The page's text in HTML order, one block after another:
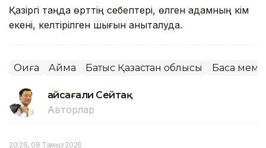
Қазіргі таңда өрттің себептері, өлген адамның кім
екені, келтірілген шығын анықталуда.
Оқиға Аймақ Батыс Қазақстан облысы Басқа
Ғайсағали Сейтақ
Авторлар
20:26, 08 Тамыз 2026